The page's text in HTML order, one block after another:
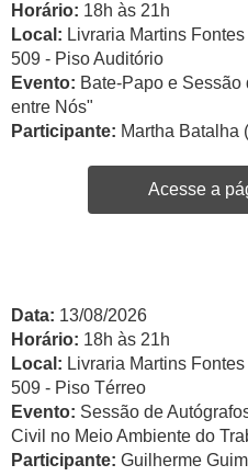
Horário: 18h às 21h
Local: Livraria Martins
509 - Piso Auditório
Evento: Bate-Papo e Sessão
entre Nós"
Participante: Martha Batalha
Acesse a
Data: 13/08/2026
Horário: 18h às 21h
Local: Livraria Martins
509 - Piso Térreo
Evento: Sessão de
Civil no Meio Ambiente do
Participante: Guilherme